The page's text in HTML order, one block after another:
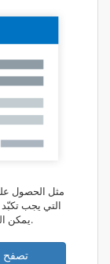
التي يجب
يمكن الوثوق بها كشكل من أشكال تحديد الهوية.
تصفح